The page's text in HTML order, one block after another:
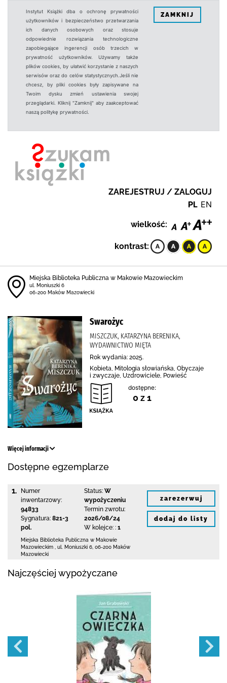
Instytut Książki dba o ochronę prywatności
użytkowników i bezpieczeństwo przetwarzania
ich danych osobowych oraz stosuje
odpowiednie rozwiązania technologiczne
zapobiegające ingerencji osób trzecich w
prywatność użytkowników. Używamy także
plików cookies, by ułatwić korzystanie z naszych
serwisów oraz do celów statystycznych.Jeśli nie
chcesz, by pliki cookies były zapisywane na
Twoim dysku zmień ustawienia swojej
przeglądarki. Kliknij "Zamknij" aby zaakceptować
naszą politykę prywatności.
ZAMKNIJ
ZAREJESTRUJ / ZALOGUJ
PL EN
wielkość:
kontrast:
Miejska Biblioteka Publiczna w Makowie Mazowieckim
ul. Moniuszki 6
06-200 Maków Mazowiecki
Swarożyc
MISZCZUK, KATARZYNA BERENIKA,
WYDAWNICTWO MIĘTA
Rok wydania: 2025.
Kobieta, Mitologia słowiańska, Obyczaje
i zwyczaje, Uzdrowiciele, Powieść
dostępne:
0 z 1
Więcej informacji
Dostępne egzemplarze
1.
Numer
inwentarzowy:
94833
Sygnatura: 821-3
pol.
Status: W
wypożyczeniu
Termin zwrotu:
2026/08/24
W kolejce: : 1
Miejska Biblioteka Publiczna w Makowie
Mazowieckim
ul. Moniuszki 6 06-200 Maków
Mazowiecki
zarezerwuj
dodaj do listy
Najczęściej wypożyczane